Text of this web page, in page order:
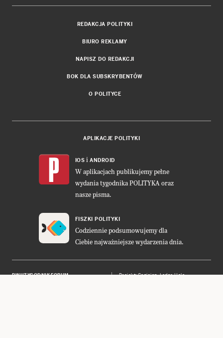
REDAKCJA POLITYKI
BIURO REKLAMY
NAPISZ DO REDAKCJI
BOK DLA SUBSKRYBENTÓW
O POLITYCE
APLIKACJE POLITYKI
IOS i ANDROID
W aplikacjach publikujemy pełne
wydania tygodnika POLITYKA oraz
nasze pisma.
FISZKI POLITYKI
Codziennie podsumowujemy dla
Ciebie najważniejsze wydarzenia dnia.
DWUTYGODNIK FORUM Projekt:Cogision,Ładne Halo